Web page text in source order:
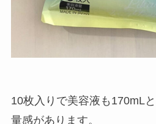
10枚入りで美容液も170mL
量感があります。